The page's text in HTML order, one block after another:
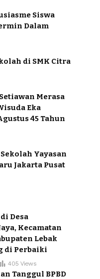
Siswa
Dalam
di SMK Citra
Merasa
Eka
45 Tahun
Yayasan
Jakarta Pusat
Desa
Kecamatan
Lebak
di Perbaiki
405 Views
Tanggul BPBD